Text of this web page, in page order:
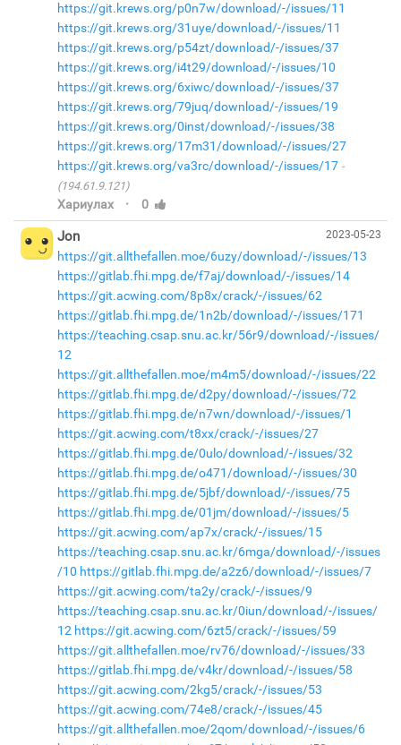
https://git.krews.org/p0n7w/download/-/issues/11
https://git.krews.org/31uye/download/-/issues/11
https://git.krews.org/p54zt/download/-/issues/37
https://git.krews.org/i4t29/download/-/issues/10
https://git.krews.org/6xiwc/download/-/issues/37
https://git.krews.org/79juq/download/-/issues/19
https://git.krews.org/0inst/download/-/issues/38
https://git.krews.org/17m31/download/-/issues/27
https://git.krews.org/va3rc/download/-/issues/17
(194.61.9.121)
Хариулах · 0
2023-05-23
Jon
https://git.allthefallen.moe/6uzy/download/-/issues/13
https://gitlab.fhi.mpg.de/f7aj/download/-/issues/14
https://git.acwing.com/8p8x/crack/-/issues/62
https://gitlab.fhi.mpg.de/1n2b/download/-/issues/171
https://teaching.csap.snu.ac.kr/56r9/download/-/issues/
12
https://git.allthefallen.moe/m4m5/download/-/issues/22
https://gitlab.fhi.mpg.de/d2py/download/-/issues/72
https://gitlab.fhi.mpg.de/n7wn/download/-/issues/1
https://git.acwing.com/t8xx/crack/-/issues/27
https://gitlab.fhi.mpg.de/0ulo/download/-/issues/32
https://gitlab.fhi.mpg.de/o471/download/-/issues/30
https://gitlab.fhi.mpg.de/5jbf/download/-/issues/75
https://gitlab.fhi.mpg.de/01jm/download/-/issues/5
https://git.acwing.com/ap7x/crack/-/issues/15
https://teaching.csap.snu.ac.kr/6mga/download/-/issues
/10 https://gitlab.fhi.mpg.de/a2z6/download/-/issues/7
https://git.acwing.com/ta2y/crack/-/issues/9
https://teaching.csap.snu.ac.kr/0iun/download/-/issues/
12 https://git.acwing.com/6zt5/crack/-/issues/59
https://git.allthefallen.moe/rv76/download/-/issues/33
https://gitlab.fhi.mpg.de/v4kr/download/-/issues/58
https://git.acwing.com/2kg5/crack/-/issues/53
https://git.acwing.com/74e8/crack/-/issues/45
https://git.allthefallen.moe/2qom/download/-/issues/6